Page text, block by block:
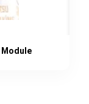
Module